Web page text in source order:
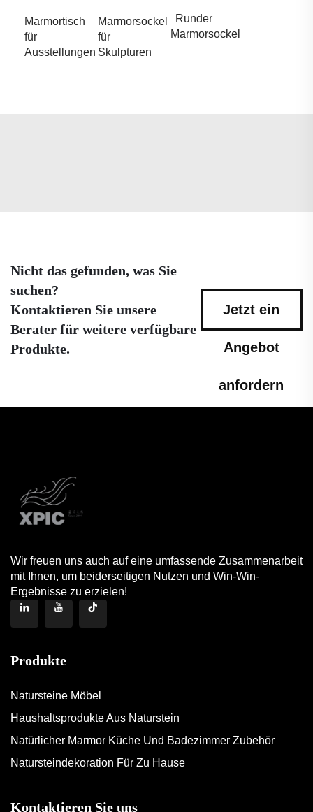
Marmortisch
für
Ausstellungen
Marmorsockel
für
Skulpturen
Runder
Marmorsockel
Nicht das gefunden, was Sie
suchen?
Kontaktieren Sie unsere
Berater für weitere verfügbare
Produkte.
Jetzt ein
Angebot
anfordern
Wir freuen uns auch auf eine umfassende Zusammenarbeit
mit Ihnen, um beiderseitigen Nutzen und Win-Win-
Ergebnisse zu erzielen!
Produkte
Natursteine Möbel
Haushaltsprodukte Aus Naturstein
Natürlicher Marmor Küche Und Badezimmer Zubehör
Natursteindekoration Für Zu Hause
Kontaktieren Sie uns